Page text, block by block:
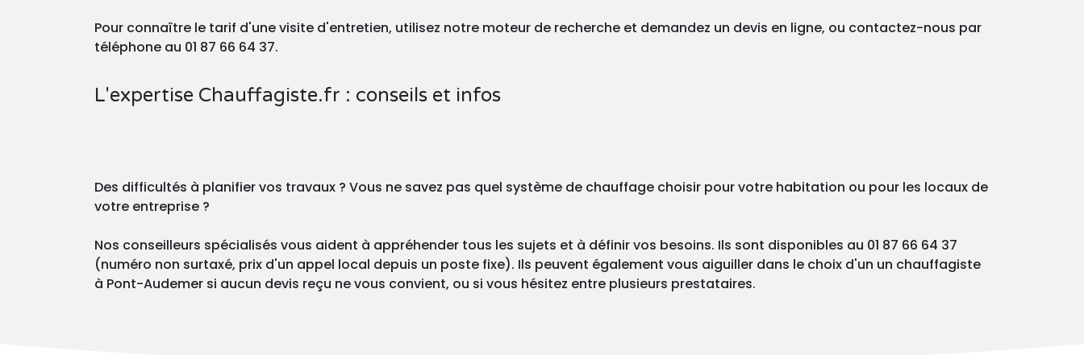
Pour connaître le tarif d'une visite d'entretien, utilisez notre moteur de recherche et demandez un devis en ligne, ou contactez-nous par
téléphone au 01 87 66 64 37.
L'expertise Chauffagiste.fr : conseils et infos
Des difficultés à planifier vos travaux ? Vous ne savez pas quel système de chauffage choisir pour votre habitation ou pour les locaux de
votre entreprise ?
Nos conseilleurs spécialisés vous aident à appréhender tous les sujets et à définir vos besoins. Ils sont disponibles au 01 87 66 64 37
(numéro non surtaxé, prix d'un appel local depuis un poste fixe). Ils peuvent également vous aiguiller dans le choix d'un un chauffagiste
à Pont-Audemer si aucun devis reçu ne vous convient, ou si vous hésitez entre plusieurs prestataires.